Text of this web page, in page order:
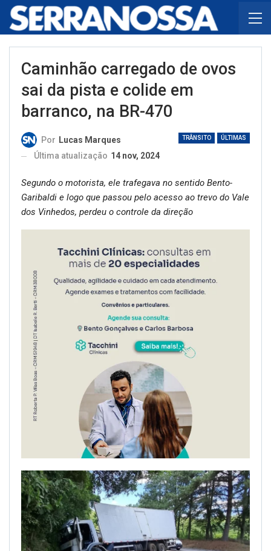
Caminhão carregado de ovos
sai da pista e colide em
barranco, na BR-470
TRÂNSITO ÚLTIMAS
Por Lucas Marques
Última atualização 14 nov, 2024
Segundo o motorista, ele trafegava no sentido Bento-
Garibaldi e logo que passou pelo acesso ao trevo do Vale
dos Vinhedos, perdeu o controle da direção